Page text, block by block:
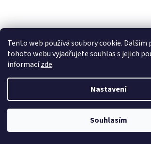
Tento web používá soubory cookie. Dalším
tohoto webu vyjadřujete souhlas s jejich
informacízde.
Nastavení
Souhlasím
Kontakty
Posouzení nároku na dotaci dešťovka
O nás
Ochrana osobních údajů
Online
Začít konverzaci